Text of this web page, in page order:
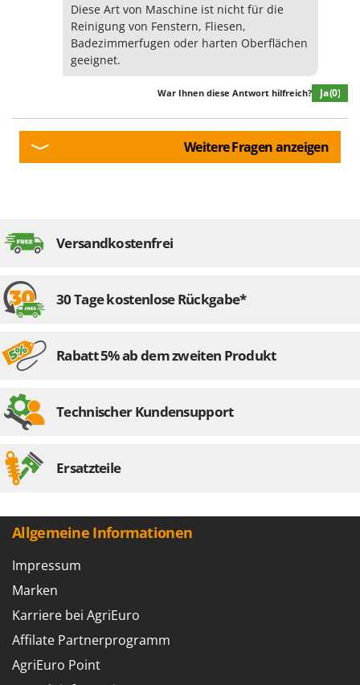
Diese Art von Maschine ist nicht für die
Reinigung von Fenstern, Fliesen,
Badezimmerfugen oder harten Oberflächen
geeignet.
War Ihnen diese Antwort hilfreich? Ja(0)
Weitere Fragen anzeigen
Versandkostenfrei
30 Tage kostenlose Rückgabe*
Rabatt 5% ab dem zweiten Produkt
Technischer Kundensupport
Ersatzteile
Allgemeine Informationen
Impressum
Marken
Karriere bei AgriEuro
Affilate Partnerprogramm
AgriEuro Point